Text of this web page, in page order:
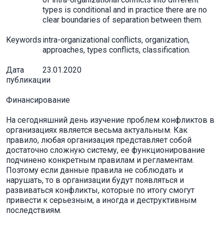
types is conditional and in practice there are no
clear boundaries of separation between them.
Keywords intra-organizational conflicts, organization,
approaches, types conflicts, classification.
Дата
публикации
23.01.2020
Финансирование
На сегодняшний день изучение проблем конфликтов в
организациях является весьма актуальным. Как
правило, любая организация представляет собой
достаточно сложную систему, ее функционирование
подчинено конкретным правилам и регламентам.
Поэтому если данные правила не соблюдать и
нарушать, то в организации будут появляться и
развиваться конфликты, которые по итогу смогут
привести к серьезным, а иногда и деструктивным
последствиям.